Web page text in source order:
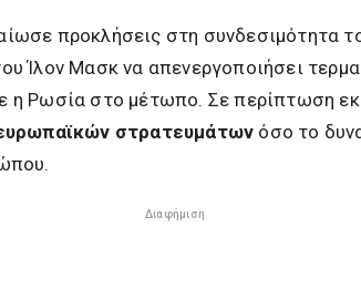
προκλήσεις στη συνδεσιμότητα
Ίλον Μασκ να απενεργοποιήσει
η Ρωσία στο μέτωπο. Σε περίπτωση
στρατευμάτων όσο το
Διαφήμιση